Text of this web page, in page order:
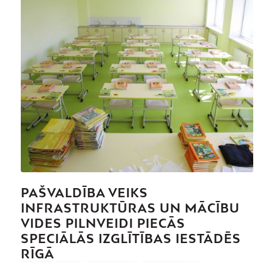
PAŠVALDĪBA VEIKS
INFRASTRUKTŪRAS UN MĀCĪBU
VIDES PILNVEIDI PIECĀS
SPECIĀLĀS IZGLĪTĪBAS IESTĀDĒS
RĪGĀ